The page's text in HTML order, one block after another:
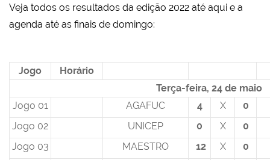
Veja todos os resultados da edição 2022 até aqui e a
agenda até as finais de domingo:
Jogo
Horário
Terça-feira, 24 de maio
Jogo 01
AGAFUC 4 X
0
Jogo 02
UNICEP 0 X
0
Jogo 03
MAESTRO 12 X 0